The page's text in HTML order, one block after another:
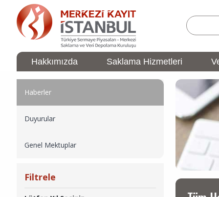
içeriğe
ÜYELİK
İşlemleri
Ana
gezinti
menüsü
Hakkımızda Saklama Hizmetleri
Sidebar
Menu
Haberler
Duyurular
Genel Mektuplar
Filtrele